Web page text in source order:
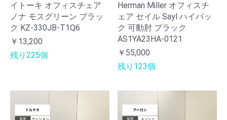
イトーキ オフィスチェア
ノナ モスグリーン ブラッ
ク KZ-330JB-T1Q6
￥13,200
残り225個
Herman Miller オフィスチ
ェア セイル Sayl ハイバッ
ク 可動肘 ブラック
AS1YA23HA-0121
￥55,000
残り123個